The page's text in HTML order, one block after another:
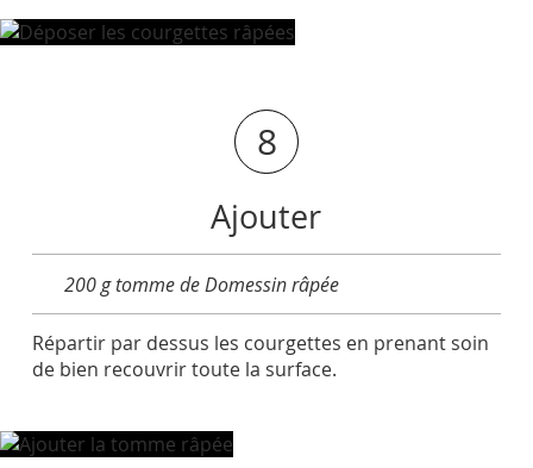
8
Ajouter
200 g tomme de Domessin râpée
Répartir par dessus les courgettes en prenant soin
de bien recouvrir toute la surface.